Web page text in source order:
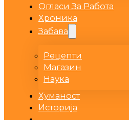
Огласи За Работа
Хроника
Забава
Рецепти
Магазин
Наука
Хуманост
Историја